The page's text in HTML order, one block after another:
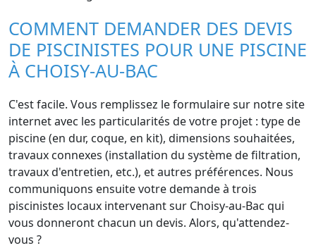
COMMENT DEMANDER DES DEVIS
DE PISCINISTES POUR UNE PISCINE
À CHOISY-AU-BAC
C'est facile. Vous remplissez le formulaire sur notre site
internet avec les particularités de votre projet : type de
piscine (en dur, coque, en kit), dimensions souhaitées,
travaux connexes (installation du système de filtration,
travaux d'entretien, etc.), et autres préférences. Nous
communiquons ensuite votre demande à trois
piscinistes locaux intervenant sur Choisy-au-Bac qui
vous donneront chacun un devis. Alors, qu'attendez-
vous ?